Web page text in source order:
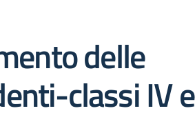
delle
classi IV e